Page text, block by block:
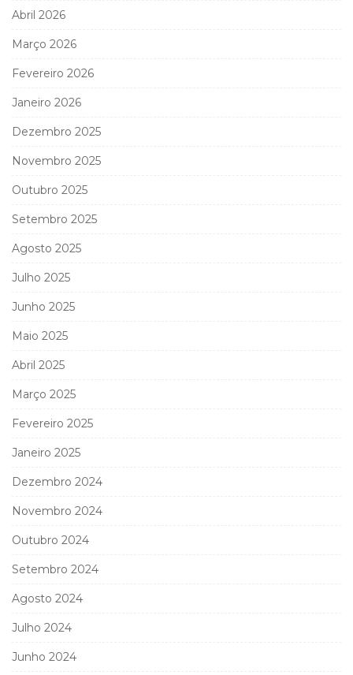
Abril 2026
Março 2026
Fevereiro 2026
Janeiro 2026
Dezembro 2025
Novembro 2025
Outubro 2025
Setembro 2025
Agosto 2025
Julho 2025
Junho 2025
Maio 2025
Abril 2025
Março 2025
Fevereiro 2025
Janeiro 2025
Dezembro 2024
Novembro 2024
Outubro 2024
Setembro 2024
Agosto 2024
Julho 2024
Junho 2024